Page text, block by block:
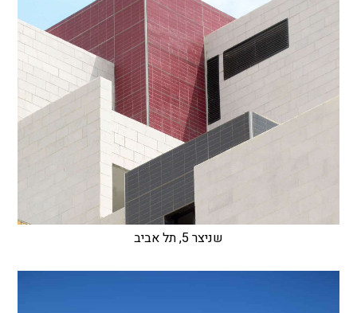
שניצר 5, תל אביב